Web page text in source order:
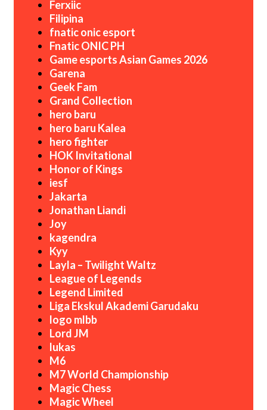
Ferxiic
Filipina
fnatic onic esport
Fnatic ONIC PH
Game esports Asian Games 2026
Garena
Geek Fam
Grand Collection
hero baru
hero baru Kalea
hero fighter
HOK Invitational
Honor of Kings
iesf
Jakarta
Jonathan Liandi
Joy
kagendra
Kyy
Layla – Twilight Waltz
League of Legends
Legend Limited
Liga Ekskul Akademi Garudaku
logo mlbb
Lord JM
lukas
M6
M7 World Championship
Magic Chess
Magic Wheel